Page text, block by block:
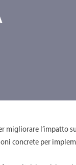
l’impatto
concrete per